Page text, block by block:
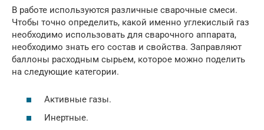
В работе используются различные сварочные смеси.
Чтобы точно определить, какой именно углекислый газ
необходимо использовать для сварочного аппарата,
необходимо знать его состав и свойства. Заправляют
баллоны расходным сырьем, которое можно поделить
на следующие категории.
Активные газы.
Инертные.